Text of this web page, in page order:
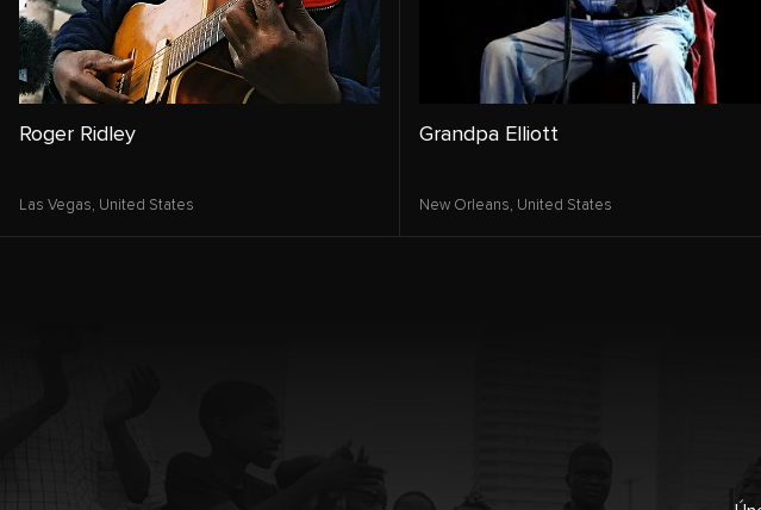
Roger Ridley
Las Vegas, United States
Grandpa Elliott
New Orleans, United States